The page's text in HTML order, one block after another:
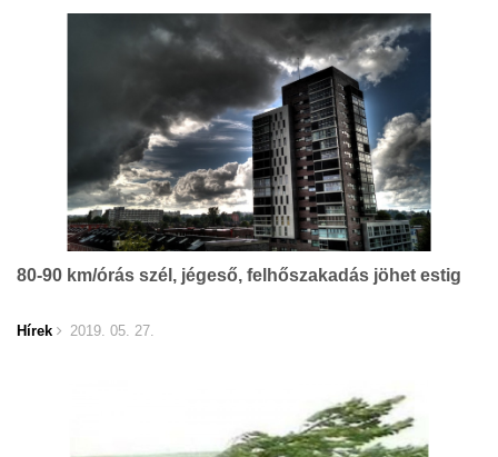
80-90 km/órás szél, jégeső, felhőszakadás jöhet estig
Hírek 2019. 05. 27.